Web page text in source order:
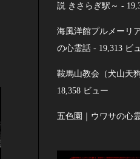
説 きさらぎ駅～ -
海風洋館プルメーリ
の心霊話 - 19,313 ビ
鞍馬山教会（犬山天
18,358 ビュー
五色園｜ウワサの心